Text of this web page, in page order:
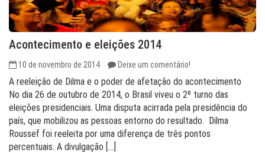
Acontecimento e eleições 2014
10 de novembro de 2014 Deixe um comentário!
A reeleição de Dilma e o poder de afetação do acontecimento
No dia 26 de outubro de 2014, o Brasil viveu o 2º turno das
eleições presidenciais. Uma disputa acirrada pela presidência do
país, que mobilizou as pessoas entorno do resultado. Dilma
Roussef foi reeleita por uma diferença de três pontos
percentuais. A divulgação […]